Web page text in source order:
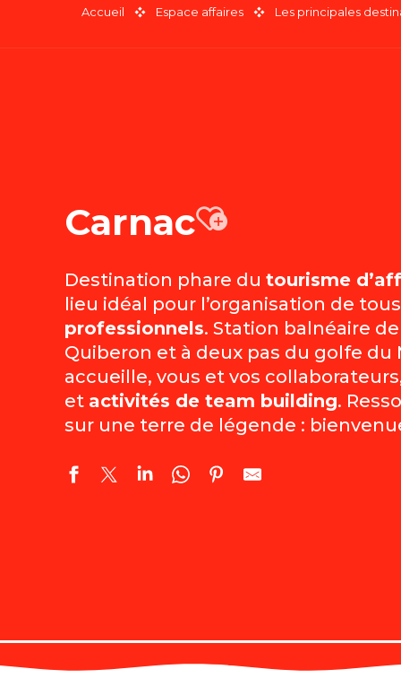
Accueil Espace affaires Les principales
Carnac
Destination phare du tourisme
lieu idéal pour l’organisation de
professionnels. Station balnéaire
Quiberon et à deux pas du golfe du
accueille, vous et vos
et activités de team building.
sur une terre de légende :